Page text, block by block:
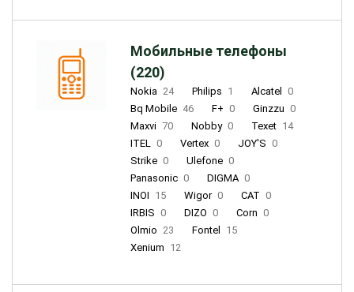
Мобильные телефоны
(220)
Nokia 24 Philips 1 Alcatel
0
Bq Mobile 46 F+ 0 Ginzzu 0
Maxvi 70 Nobby 0 Texet 14
ITEL 0 Vertex 0 JOY'S 0
Strike 0 Ulefone 0
Panasonic 0 DIGMA 0
INOI 15 Wigor 0 CAT 0
IRBIS 0 DIZO 0 Corn 0
Olmio 23 Fontel
15
Xenium 12